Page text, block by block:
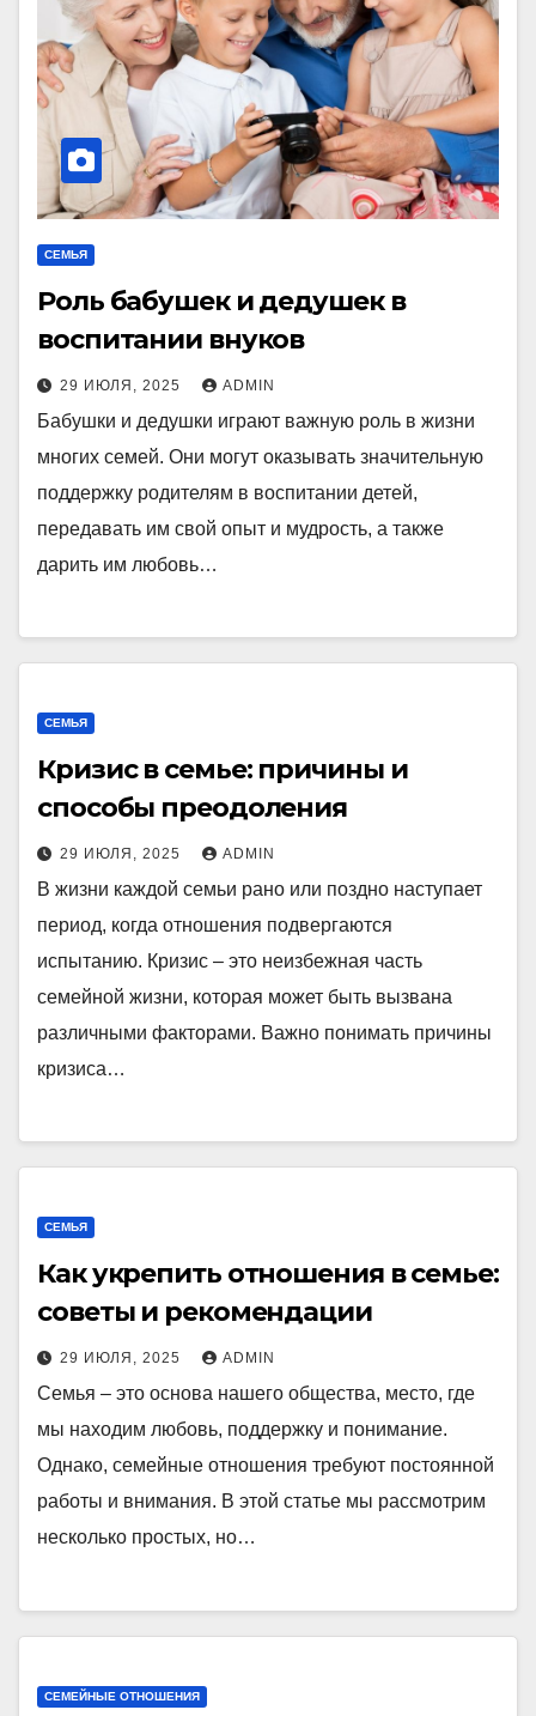
СЕМЬЯ
Роль бабушек и дедушек в
воспитании внуков
29 ИЮЛЯ, 2025 ADMIN
Бабушки и дедушки играют важную роль в жизни
многих семей. Они могут оказывать значительную
поддержку родителям в воспитании детей,
передавать им свой опыт и мудрость, а также
дарить им любовь…
СЕМЬЯ
Кризис в семье: причины и
способы преодоления
29 ИЮЛЯ, 2025 ADMIN
В жизни каждой семьи рано или поздно наступает
период, когда отношения подвергаются
испытанию. Кризис – это неизбежная часть
семейной жизни, которая может быть вызвана
различными факторами. Важно понимать причины
кризиса…
СЕМЬЯ
Как укрепить отношения в семье:
советы и рекомендации
29 ИЮЛЯ, 2025 ADMIN
Семья – это основа нашего общества, место, где
мы находим любовь, поддержку и понимание.
Однако, семейные отношения требуют постоянной
работы и внимания. В этой статье мы рассмотрим
несколько простых, но…
СЕМЕЙНЫЕ ОТНОШЕНИЯ